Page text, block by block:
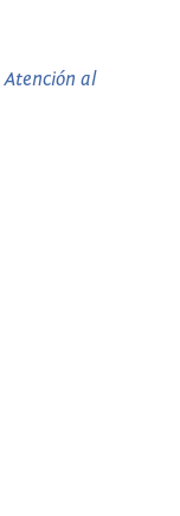
Atención al